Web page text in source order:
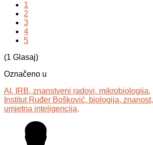
1
2
3
4
5
(1 Glasaj)
Označeno u
AI,
IRB, znanstveni radovi, mikrobiologija,
Institut Ruđer Bošković, biologija, znanost,
umjetna inteligencija,